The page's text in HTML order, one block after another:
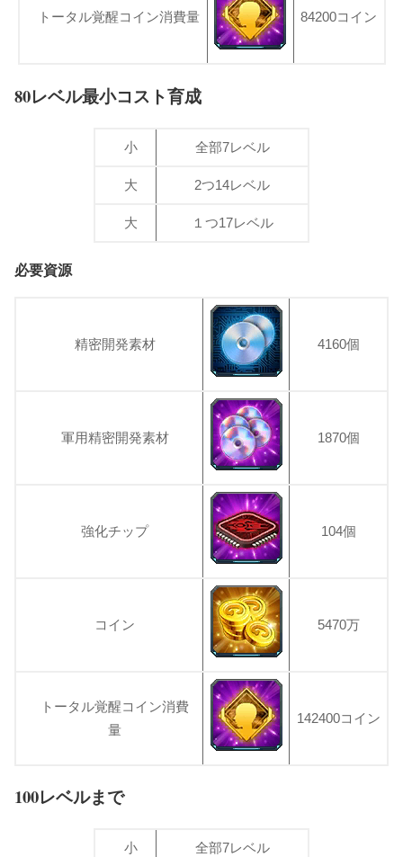
トータル覚醒コイン消費量 84200コイン
80レベル最小コスト育成
小 全部7レベル
大 2つ14レベル
大 １つ17レベル
必要資源
精密開発素材 4160個
軍用精密開発素材 1870個
強化チップ 104個
コイン 5470万
トータル覚醒コイン消費
量
142400コイン
100レベルまで
小 全部7レベル